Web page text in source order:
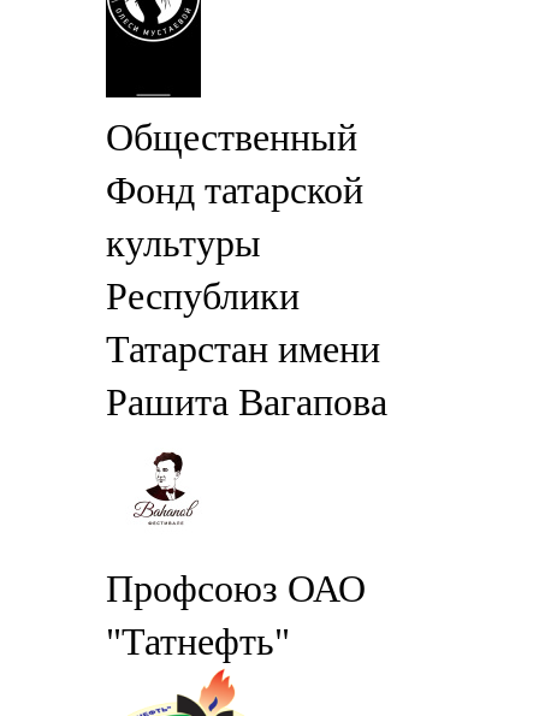
Общественный
Фонд татарской
культуры
Республики
Татарстан имени
Рашита Вагапова
Профсоюз ОАО
"Татнефть"